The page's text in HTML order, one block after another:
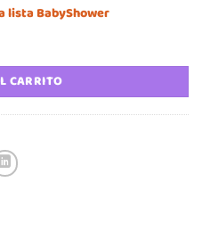
lista BabyShower
rosa cantidad
CARRITO